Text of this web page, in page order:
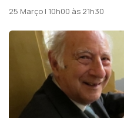
25 Março | 10h00 às 21h30